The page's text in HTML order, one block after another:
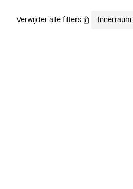
Verwijder alle filters Innerraum